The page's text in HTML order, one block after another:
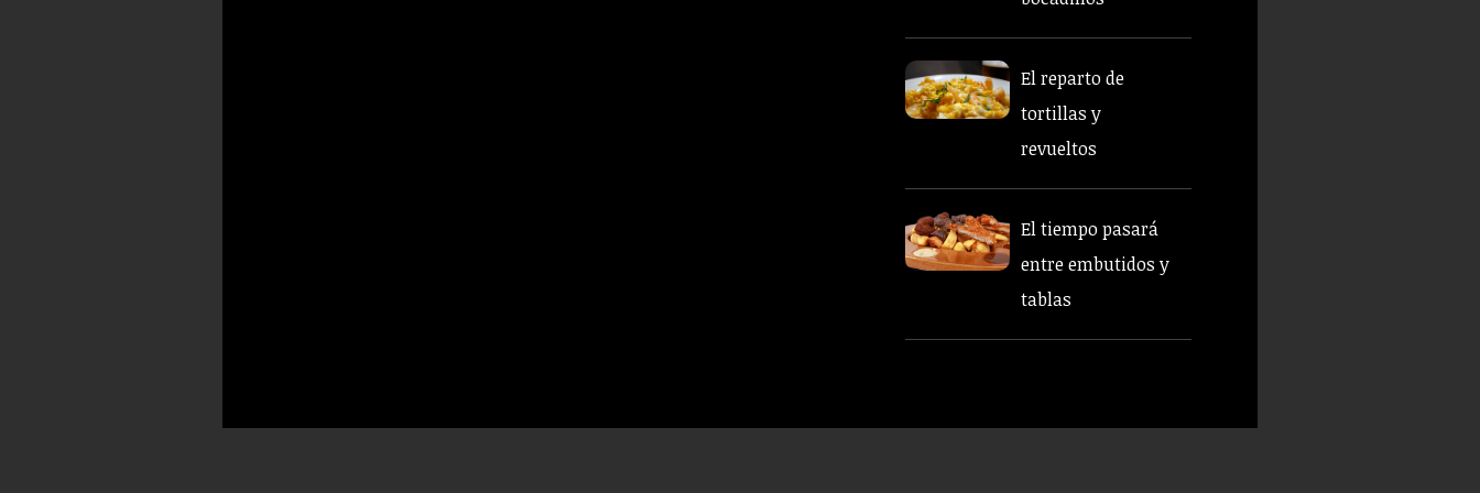
El reparto de
tortillas y
revueltos
El tiempo pasará
entre embutidos y
tablas